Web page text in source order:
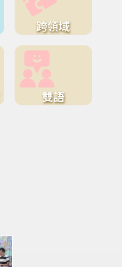
跨領域
雙語